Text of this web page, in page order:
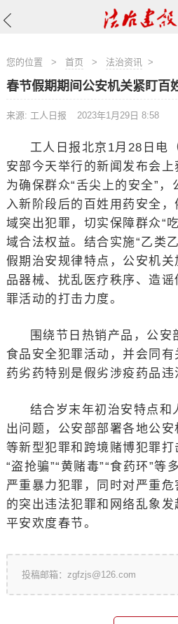
您的位置 > 首页 > 法治资讯>
春节假期期间公安机关紧盯百
来源: 工人日报 2023年1月29日 8:58
工人日报北京1月28日电
安部今天举行的新闻发布会上
为确保群众“舌尖上的安全”
入新阶段后的百姓用药安全
域突出犯罪，切实保障群众“
域合法权益。结合实施“乙类
假期治安规律特点，公安机
品器械、扰乱医疗秩序、造
罪活动的打击力度。
围绕节日热销产品，公安
食品安全犯罪活动，并会同
药劣药特别是假劣涉疫药品违
结合岁末年初治安特点和
出问题，公安部部署各地公
等新型犯罪和跨境赌博犯罪
“盗抢骗”“黄赌毒”“食药环”等
严重暴力犯罪，同时对严重
的突出违法犯罪和网络乱象
平安欢度春节。
投稿邮箱：zgfzjs@126.com